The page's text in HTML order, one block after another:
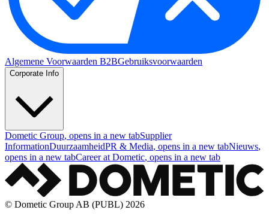
Algemene Voorwaarden B2BGebruiksvoorwaarden
Corporate Info
Dometic Group, opens in a new tabSupplier
InformationDuurzaamheidPR & Media, opens in a new tabNieuws,
opens in a new tabCareer at Dometic, opens in a new tab
© Dometic Group AB (PUBL) 2026